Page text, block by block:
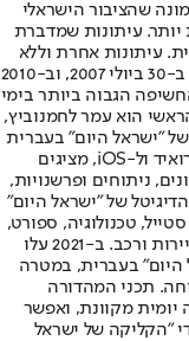
שהציבור הישראלי
יותר. עיתונות שמדברת
עיתונות אחרת וללא
תשלום. המהדורה המודפסת הראשונה פורסמה ב-30 ביולי 2007, וב-2010
הגבוה ביותר בימי
הוא עמר לחמנוביץ,
"ישראל היום" בעברית
ובאנגלית, כמו כן היישומונים (אפליקציות) לאנדרואיד ול-iOS, מציגים
ניתוחים ופרשנויות,
של "ישראל היום"
טכנולוגיה, ספורט,
כלכלה וצרכנות, בריאות, חיילים, אוכל, יהדות, תיירות ורכב. ב-2021 עלו
היום" בעברית, במטרה
תכני המהדורה
מקוונת, ואפשר
"הקליקה של ישראל